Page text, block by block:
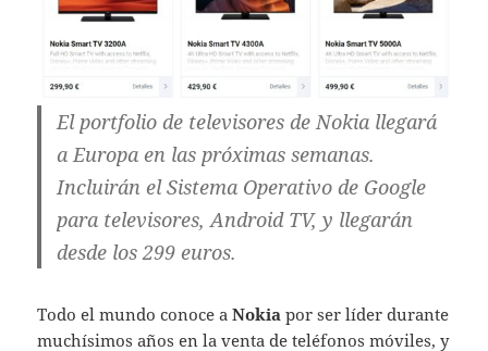
El portfolio de televisores de Nokia llegará
a Europa en las próximas semanas.
Incluirán el Sistema Operativo de Google
para televisores, Android TV, y llegarán
desde los 299 euros.
Todo el mundo conoce aNokia por ser líder durante
muchísimos años en la venta de teléfonos móviles, y